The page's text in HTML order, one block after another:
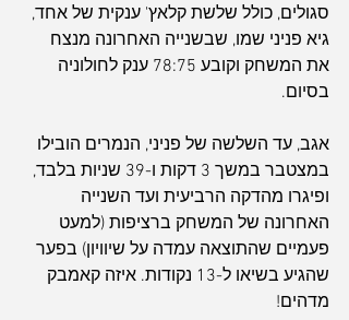
סגולים, כולל שלשת קלאץ' ענקית של אחד,
גיא פניני שמו, שבשנייה האחרונה מנצח
את המשחק וקובע 78:75 ענק לחולוניה
בסיום.
אגב, עד השלשה של פניני, הנמרים הובילו
במצטבר במשך 3 דקות ו-39 שניות בלבד,
ופיגרו מהדקה הרביעית ועד השנייה
האחרונה של המשחק ברציפות (למעט
פעמיים שהתוצאה עמדה על שיוויון) בפער
שהגיע בשיאו ל-13 נקודות. איזה קאמבק
מדהים!